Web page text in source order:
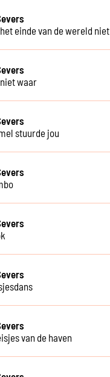
einde van de wereld niet
waar
stuurde jou
van de haven